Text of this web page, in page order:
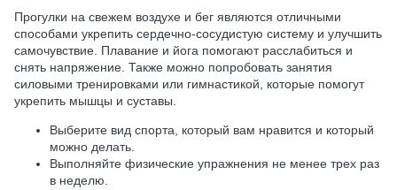
Прогулки на свежем воздухе и бег являются отличными
способами укрепить сердечно-сосудистую систему и улучшить
самочувствие. Плавание и йога помогают расслабиться и
снять напряжение. Также можно попробовать занятия
силовыми тренировками или гимнастикой, которые помогут
укрепить мышцы и суставы.
Выберите вид спорта, который вам нравится и который
можно делать.
Выполняйте физические упражнения не менее трех раз
в неделю.